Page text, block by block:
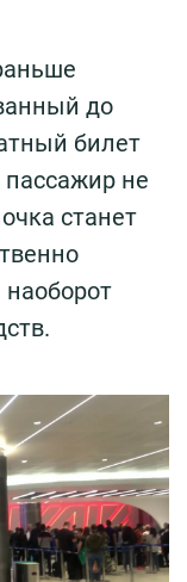
до
билет
пассажир не
станет